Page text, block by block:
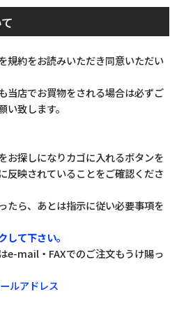
規約をお読みいただき同意いただい
当店でお買物をされる場合は必ずご
致します。
お探しになりカゴに入れるボタンを
反映されていることをご確認くださ
たら、あとは指示に従い必要事項を
て下さい。
e-mail・FAXでのご注文もうけ賜っ
ルアドレス